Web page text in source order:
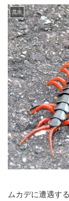
昆虫
ムカデに遭遇す